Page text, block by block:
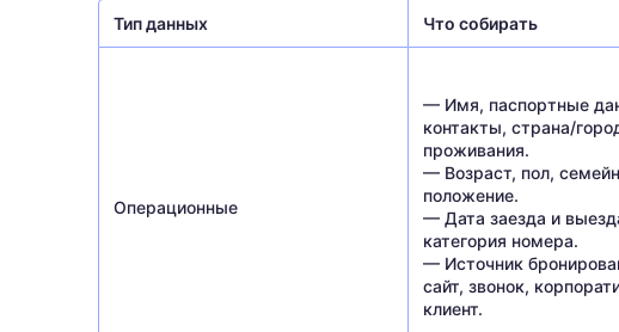
Тип данных Что собирать
Операционные
— Имя, паспортные
контакты, страна/
проживания.
— Возраст, пол,
положение.
— Дата заезда и
категория номера.
— Источник
сайт, звонок,
клиент.